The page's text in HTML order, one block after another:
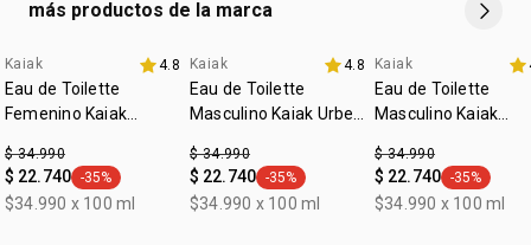
• notas de salida: mandarina, bergamota, artemisia
• notas de fondo: sándalo, almizcle, ámbar
• cruelty free
• ocasión: uso diario, para salir
• subfamilia: cítrico
*las imágenes son ilustrativas, este producto esta en una
más productos de la marca
Kaiak 4.8
Eau de Toilette
Femenino Kaiak
$ 34.990
$ 22.740 general.tag -35%
-35%
$34.990 x 100 ml
Kaiak 4.8
Eau de Toilette
Masculino Kaiak Urbe
$ 34.990
$ 22.740 general.tag -35%
-35%
$34.990 x 100 ml
Kaiak
Eau de Toilette
Masculino Kaiak
$ 34.990
$ 22.740 general.tag
-35%
$34.990 x 100 ml